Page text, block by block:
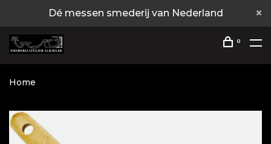
Dé messen smederij van Nederland
0
Home